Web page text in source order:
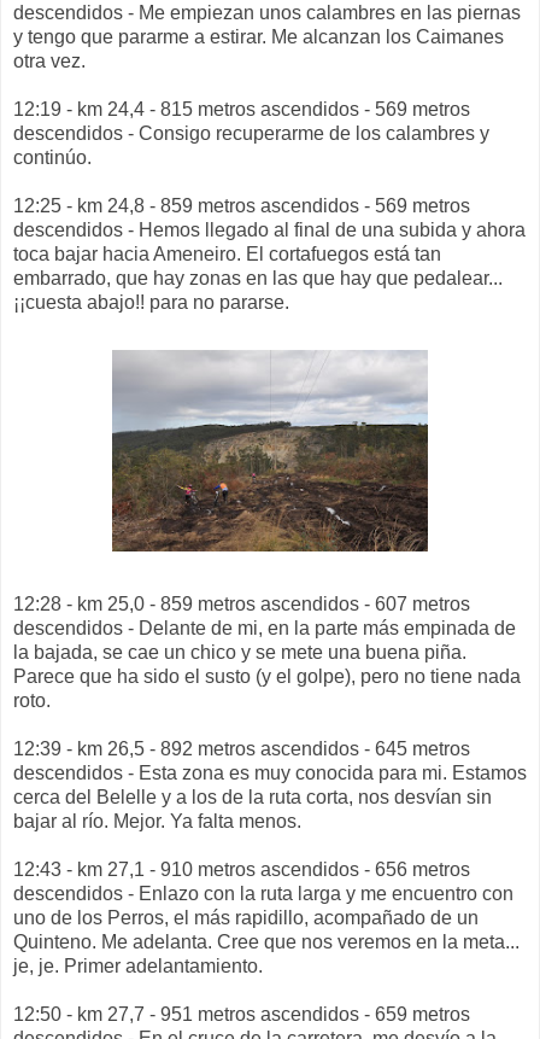
descendidos - Me empiezan unos calambres en las piernas
y tengo que pararme a estirar. Me alcanzan los Caimanes
otra vez.
12:19 - km 24,4 - 815 metros ascendidos - 569 metros
descendidos - Consigo recuperarme de los calambres y
continúo.
12:25 - km 24,8 - 859 metros ascendidos - 569 metros
descendidos - Hemos llegado al final de una subida y ahora
toca bajar hacia Ameneiro. El cortafuegos está tan
embarrado, que hay zonas en las que hay que pedalear...
¡¡cuesta abajo!! para no pararse.
12:28 - km 25,0 - 859 metros ascendidos - 607 metros
descendidos - Delante de mi, en la parte más empinada de
la bajada, se cae un chico y se mete una buena piña.
Parece que ha sido el susto (y el golpe), pero no tiene nada
roto.
12:39 - km 26,5 - 892 metros ascendidos - 645 metros
descendidos - Esta zona es muy conocida para mi. Estamos
cerca del Belelle y a los de la ruta corta, nos desvían sin
bajar al río. Mejor. Ya falta menos.
12:43 - km 27,1 - 910 metros ascendidos - 656 metros
descendidos - Enlazo con la ruta larga y me encuentro con
uno de los Perros, el más rapidillo, acompañado de un
Quinteno. Me adelanta. Cree que nos veremos en la meta...
je, je. Primer adelantamiento.
12:50 - km 27,7 - 951 metros ascendidos - 659 metros